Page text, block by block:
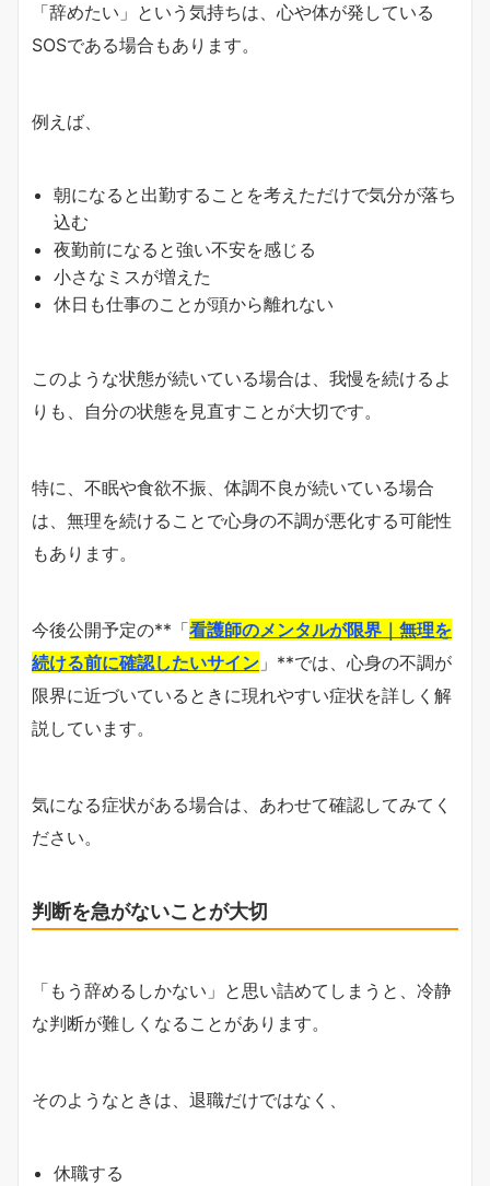
「辞めたい」という気持ちは、心や体が発している
SOSである場合もあります。
例えば、
朝になると出勤することを考えただけで気分が落ち
込む
夜勤前になると強い不安を感じる
小さなミスが増えた
休日も仕事のことが頭から離れない
このような状態が続いている場合は、我慢を続けるよ
りも、自分の状態を見直すことが大切です。
特に、不眠や食欲不振、体調不良が続いている場合
は、無理を続けることで心身の不調が悪化する可能性
もあります。
今後公開予定の**「看護師のメンタルが限界｜無理を
続ける前に確認したいサイン 」**では、心身の不調が
限界に近づいているときに現れやすい症状を詳しく解
説しています。
気になる症状がある場合は、あわせて確認してみてく
ださい。
判断を急がないことが大切
「もう辞めるしかない」と思い詰めてしまうと、冷静
な判断が難しくなることがあります。
そのようなときは、退職だけではなく、
休職する